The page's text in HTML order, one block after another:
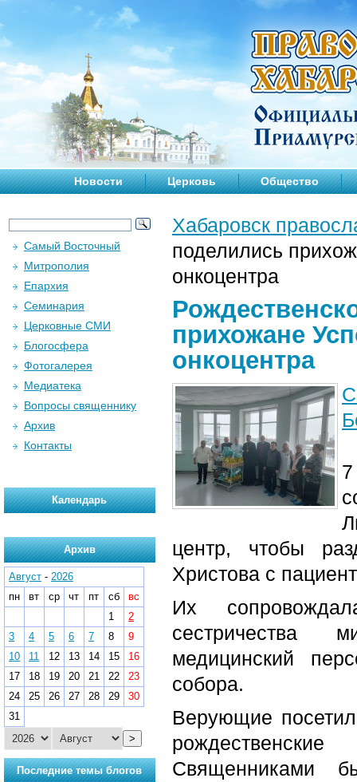
Новости Церковь Общество
Хабаровск
поделились
онкоцентра
прихожане
онкоцентра
центр, чтобы
Христова с
Их
сестричества
медицинский
собора.
Верующие
Священниками
Самый Восточный
Митрополия
Епархия
Семинария
Церковные СМИ
Блогосфера
Фотогалерея
Медиатека
Вопросы священнику
Архив
Контакты
Календарь
Архив
Август - 2026
пн
вт ср чт пт сб
вс
1
2
3
4 5 6 7 8
9
10
11 12 13 14 15
16
17
18 19 20 21 22
23
24
25 26 27 28 29
30
31
>
Последние темы блогов